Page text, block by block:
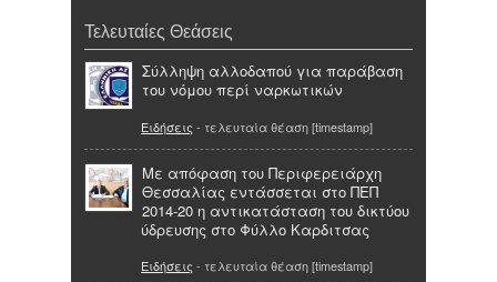
Τελευταίες Θεάσεις
Σύλληψη αλλοδαπού για παράβαση
του νόμου περί ναρκωτικών
Ειδήσεις - τελευταία θέαση [timestamp]
Με απόφαση του Περιφερειάρχη
Θεσσαλίας εντάσσεται στο ΠΕΠ
2014-20 η αντικατάσταση του δικτύου
ύδρευσης στο Φύλλο Καρδιτσας
Ειδήσεις - τελευταία θέαση [timestamp]